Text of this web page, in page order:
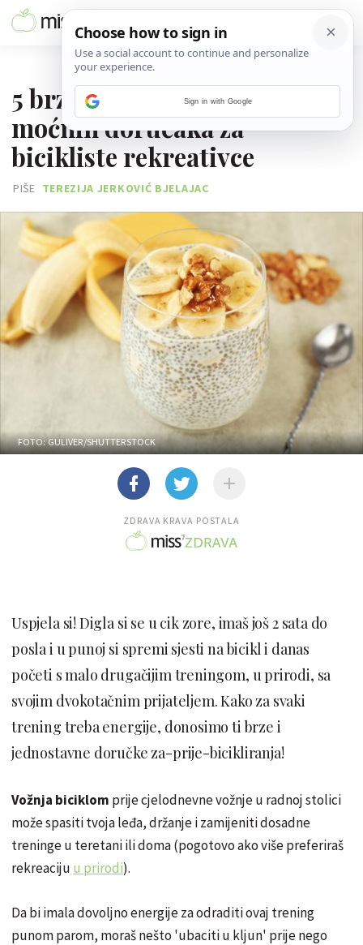
5 brzih, jednostavnih i
moćnih doručaka za
bicikliste rekreativce
PIŠE TEREZIJA JERKOVIĆ BJELAJAC
FOTO: GULIVER/SHUTTERSTOCK
ZDRAVA KRAVA POSTALA
Uspjela si! Digla si se u cik zore, imaš još 2 sata do
posla i u punoj si spremi sjesti na bicikl i danas
početi s malo drugačijim treningom, u prirodi, sa
svojim dvokotačnim prijateljem. Kako za svaki
trening treba energije, donosimo ti brze i
jednostavne doručke za-prije-bicikliranja!
Vožnja biciklom prije cjelodnevne vožnje u radnoj stolici
može spasiti tvojaleđa, držanje i zamijeniti dosadne
treninge u teretani ili doma (pogotovo ako više preferiraš
rekreaciju u prirodi).
Da bi imala dovoljno energije za odraditi ovaj trening
punom parom, moraš nešto 'ubaciti u kljun' prije nego
Sign in with Google